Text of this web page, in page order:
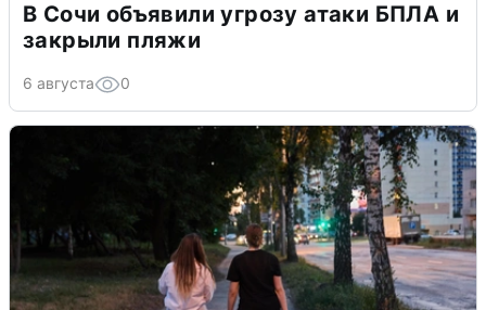
В Сочи объявили угрозу атаки БПЛА и
закрыли пляжи
6 августа 0